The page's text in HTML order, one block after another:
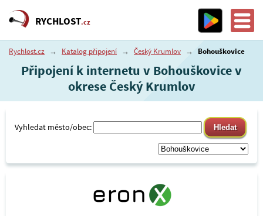
RYCHLOST.cz
Rychlost.cz → Katalog připojení → Český Krumlov → Bohouškovice
Připojení k internetu v Bohouškovice v
okrese Český Krumlov
Vyhledat město/obec: